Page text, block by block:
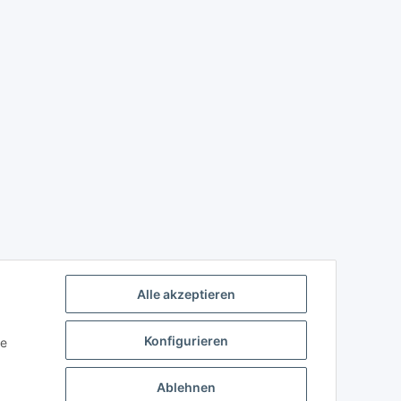
Alle akzeptieren
Konfigurieren
Ablehnen